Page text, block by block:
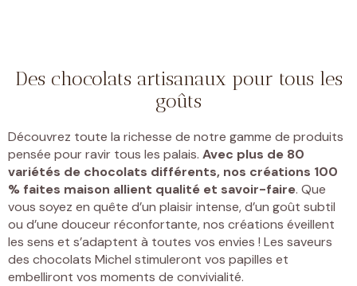
Des chocolats artisanaux pour tous les
goûts
Découvrez toute la richesse de notre gamme de produits
pensée pour ravir tous les palais. Avec plus de 80
variétés de chocolats différents, nos créations 100
% faites maison allient qualité et savoir-faire. Que
vous soyez en quête d’un plaisir intense, d’un goût subtil
ou d’une douceur réconfortante, nos créations éveillent
les sens et s’adaptent à toutes vos envies ! Les saveurs
des chocolats Michel stimuleront vos papilles et
embelliront vos moments de convivialité.